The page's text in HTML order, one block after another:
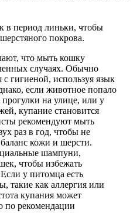
в период линьки, чтобы
покрова.
что мыть кошку
случаях. Обычно
гигиеной, используя язык
если животное попало
на улице, или у
купание становится
рекомендуют мыть
раз в год, чтобы не
кожи и шерсти.
шампуни,
чтобы избежать
у питомца есть
такие как аллергия или
купания может
по рекомендации